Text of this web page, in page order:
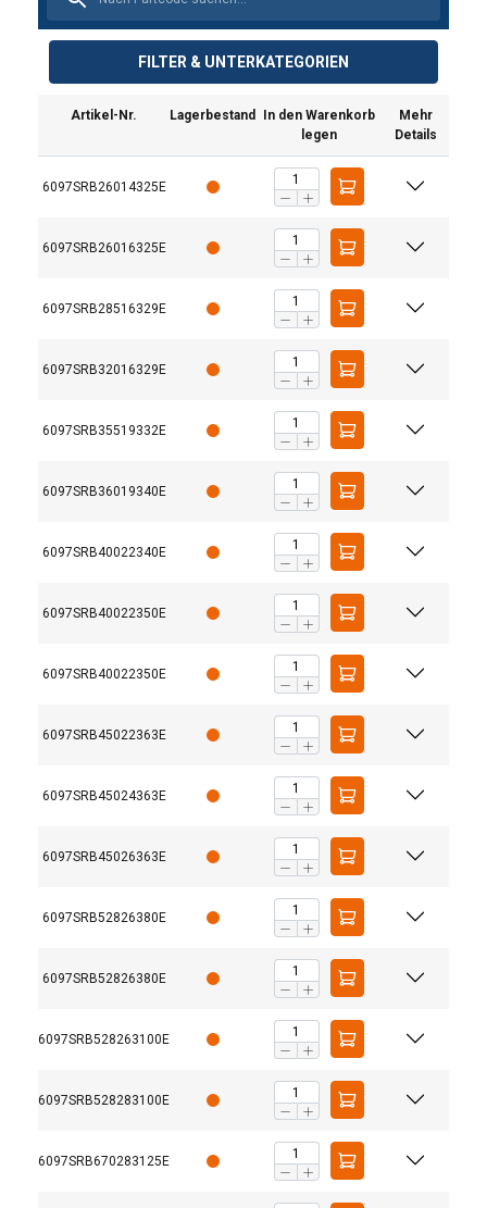
FILTER & UNTERKATEGORIEN
Artikel-Nr. Lagerbestand
In den Warenkorb
legen
Mehr
Details
6097SRB26014325E
6097SRB26016325E
6097SRB28516329E
6097SRB32016329E
6097SRB35519332E
6097SRB36019340E
6097SRB40022340E
6097SRB40022350E
6097SRB40022350E
6097SRB45022363E
6097SRB45024363E
6097SRB45026363E
6097SRB52826380E
6097SRB52826380E
6097SRB528263100E
6097SRB528283100E
6097SRB670283125E